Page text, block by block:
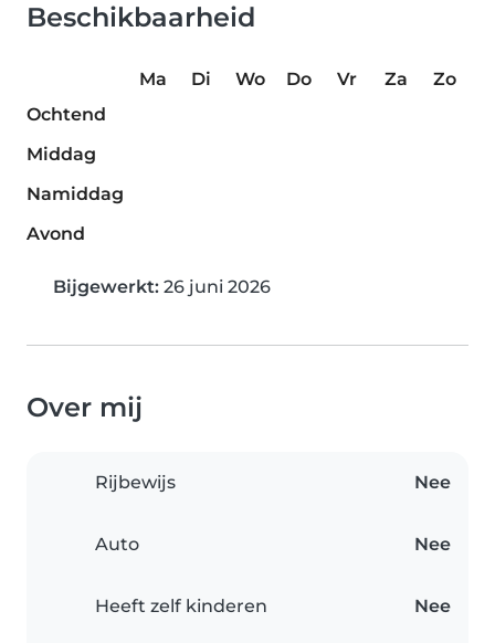
Beschikbaarheid
Ma Di Wo Do Vr Za
Zo
Ochtend
Middag
Namiddag
Avond
Bijgewerkt: 26 juni 2026
Over mij
Rijbewijs Nee
Auto Nee
Heeft zelf kinderen Nee